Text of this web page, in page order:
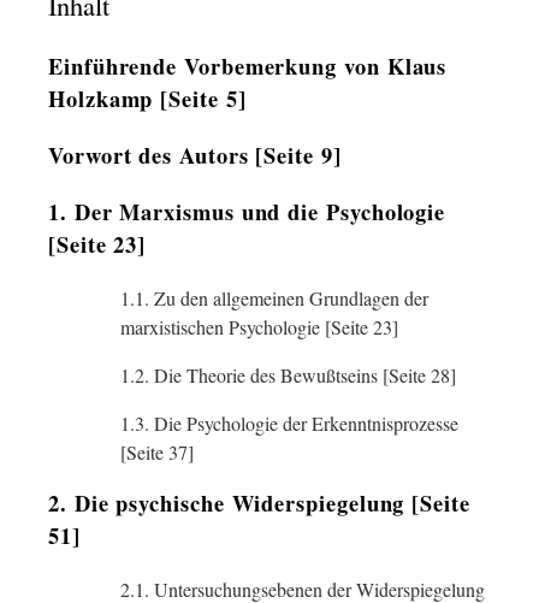
Einführende Vorbemerkung von Klaus
Holzkamp [Seite 5]
Vorwort des Autors [Seite 9]
1. Der Marxismus und die Psychologie
[Seite 23]
1.1. Zu den allgemeinen Grundlagen der
marxistischen Psychologie [Seite 23]
1.2. Die Theorie des Bewußtseins [Seite 28]
1.3. Die Psychologie der Erkenntnisprozesse
[Seite 37]
2. Die psychische Widerspiegelung [Seite
51]
2.1. Untersuchungsebenen der Widerspiegelung